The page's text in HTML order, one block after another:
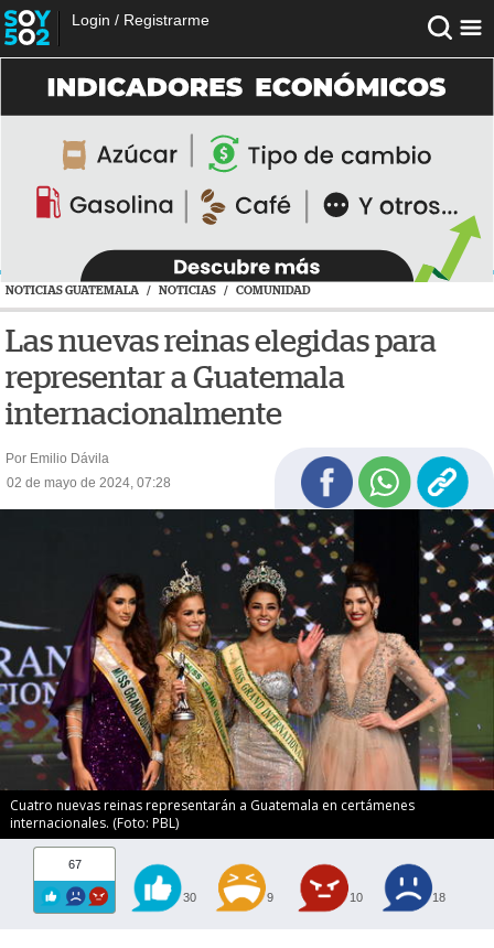
Login / Registrarme
NOTICIAS GUATEMALA / NOTICIAS / COMUNIDAD
Las nuevas reinas elegidas para
representar a Guatemala
internacionalmente
Por Emilio Dávila
02 de mayo de 2024, 07:28
Cuatro nuevas reinas representarán a Guatemala en certámenes
internacionales. (Foto: PBL)
67
30 9 10 18